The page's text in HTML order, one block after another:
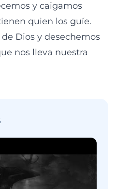
y caigamos
quien los guíe.
Dios y desechemos
nos lleva nuestra